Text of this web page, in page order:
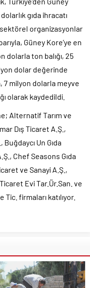
gıda ihracatı
organizasyonlar
Güney Kore’ye en
dolarla ton balığı, 25
dolar değerinde
7 milyon dolarla meyve
olarak kaydedildi.
Alternatif Tarım ve
Dış Ticaret A.Ş.,
Un Gıda
Chef Seasons Gıda
ve Sanayi A.Ş.,
Evi Tar.Ür.San. ve
Tic. firmaları katılıyor.